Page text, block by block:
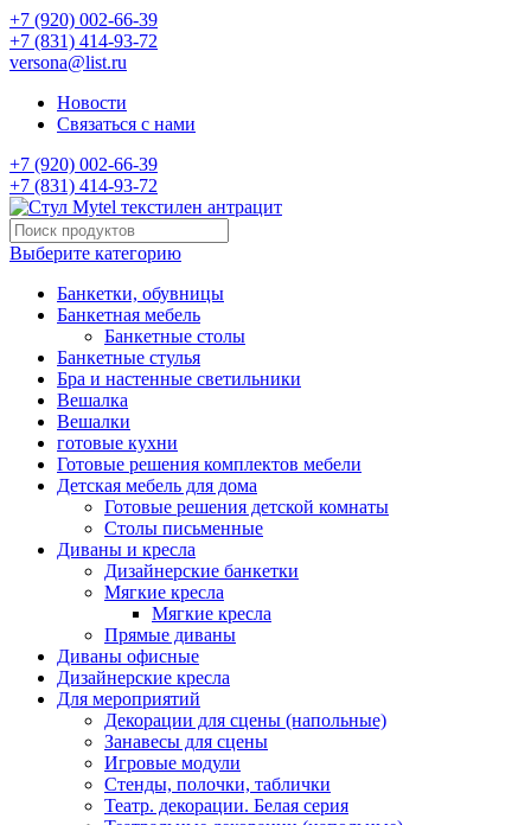
+7 (920) 002-66-39
+7 (831) 414-93-72
versona@list.ru
Новости
Связаться с нами
+7 (920) 002-66-39
+7 (831) 414-93-72
Выберите категорию
Банкетки, обувницы
Банкетная мебель
Банкетные столы
Банкетные стулья
Бра и настенные светильники
Вешалка
Вешалки
готовые кухни
Готовые решения комплектов мебели
Детская мебель для дома
Готовые решения детской комнаты
Столы письменные
Диваны и кресла
Дизайнерские банкетки
Мягкие кресла
Мягкие кресла
Прямые диваны
Диваны офисные
Дизайнерские кресла
Для мероприятий
Декорации для сцены (напольные)
Занавесы для сцены
Игровые модули
Стенды, полочки, таблички
Театр. декорации. Белая серия